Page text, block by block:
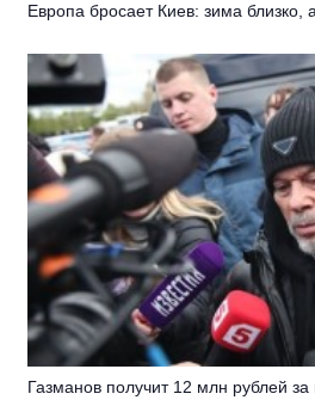
Европа бросает Киев: зима близко,
Газманов получит 12 млн рублей